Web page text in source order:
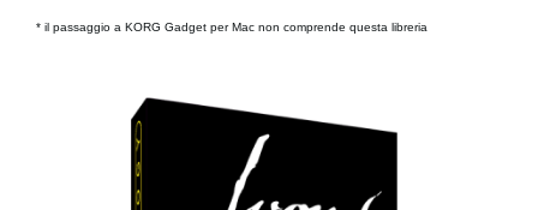
* il passaggio a KORG Gadget per Mac non comprende questa libreria